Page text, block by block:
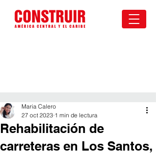
Rehabilitación de
carreteras en Los Santos,
Maria Calero
27 oct 2023 1 min de lectura